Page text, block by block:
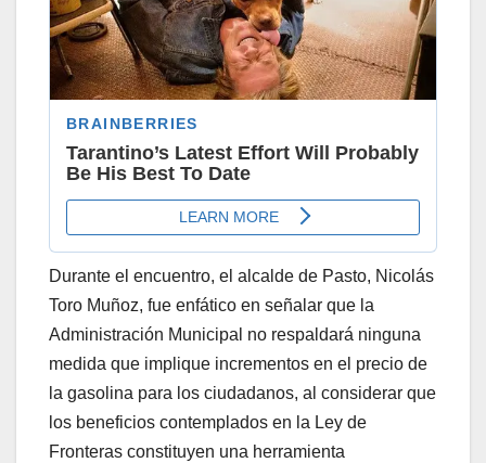
Durante el encuentro, el alcalde de Pasto, Nicolás
Toro Muñoz, fue enfático en señalar que la
Administración Municipal no respaldará ninguna
medida que implique incrementos en el precio de
la gasolina para los ciudadanos, al considerar que
los beneficios contemplados en la Ley de
Fronteras constituyen una herramienta